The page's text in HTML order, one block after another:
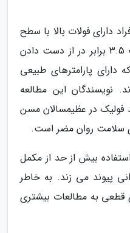
دارای فولات بالا با سطح
پایین ویتامین B12 ممکن است 3.5 برابر در از دست دادن
پارامترهای طبیعی
این مطالعه
در عظیمسالان مسن
بیش از حد از مکمل
پیوند می زند. به خاطر
قطعی به مطالعات بیشتری